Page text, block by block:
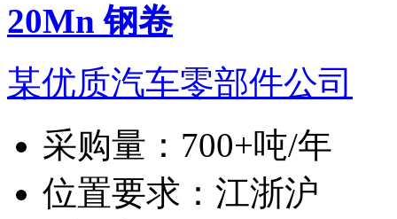
20Mn 钢卷
某优质汽车零部件公司
采购量： 700+吨/年
位置要求： 江浙沪